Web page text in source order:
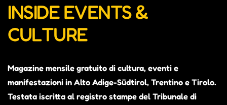
INSIDE EVENTS &
CULTURE
Magazine mensile gratuito di cultura, eventi e
manifestazioni in Alto Adige-Südtirol, Trentino e Tirolo.
Testata iscritta al registro stampe del Tribunale di